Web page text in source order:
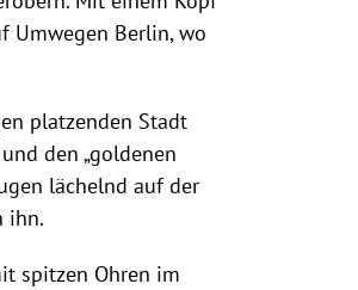
Umwegen Berlin, wo
platzenden Stadt
den „goldenen
lächelnd auf der
ihn.
spitzen Ohren im